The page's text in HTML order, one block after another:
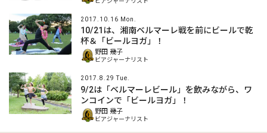
2017.10.16 Mon.
10/21は、湘南ベルマーレ戦を前にビールで乾
杯＆「ビールヨガ」！
野田 幾子
ビアジャーナリスト
2017.8.29 Tue.
9/2は「ベルマーレビール」を飲みながら、ワ
ンコインで「ビールヨガ」！
野田 幾子
ビアジャーナリスト